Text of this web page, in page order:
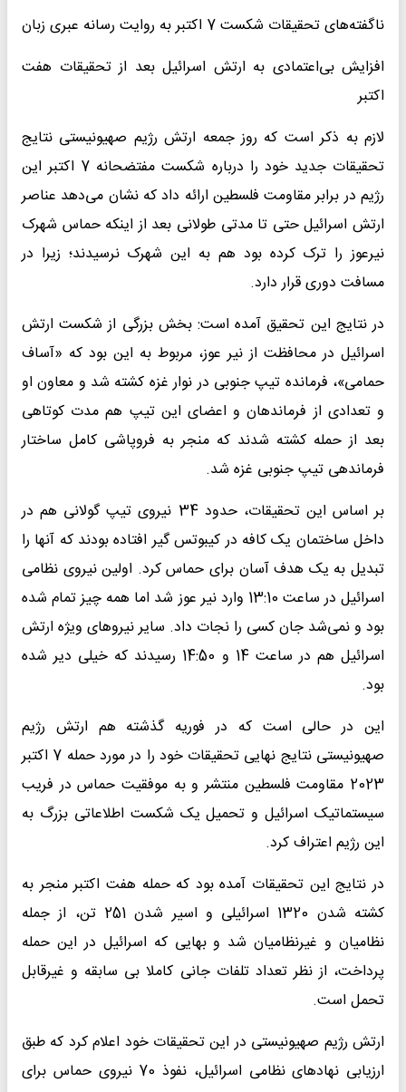
ناگفته‌های تحقیقات شکست 7 اکتبر به روایت رسانه‌ عبری زبان
افزایش بی‌اعتمادی به ارتش اسرائیل بعد از تحقیقات هفت
اکتبر
لازم به ذکر است که روز جمعه ارتش رژیم صهیونیستی نتایج
تحقیقات جدید خود را درباره شکست مفتضحانه 7 اکتبر این
رژیم در برابر مقاومت فلسطین ارائه داد که نشان می‌دهد عناصر
ارتش اسرائیل حتی تا مدتی طولانی بعد از اینکه حماس شهرک
نیرعوز را ترک کرده بود هم به این شهرک نرسیدند؛ زیرا در
مسافت دوری قرار دارد.
در نتایج این تحقیق آمده است: بخش بزرگی از شکست ارتش
اسرائیل در محافظت از نیر عوز، مربوط به این بود که «آساف
حمامی»، فرمانده تیپ جنوبی در نوار غزه کشته شد و معاون او
و تعدادی از فرماندهان و اعضای این تیپ هم مدت کوتاهی
بعد از حمله کشته شدند که منجر به فروپاشی کامل ساختار
فرماندهی تیپ جنوبی غزه شد.
بر اساس این تحقیقات، حدود 34 نیروی تیپ گولانی هم در
داخل ساختمان یک کافه در کیبوتس گیر افتاده بودند که آنها را
تبدیل به یک هدف آسان برای حماس کرد. اولین نیروی نظامی
اسرائیل در ساعت 13:10 وارد نیر عوز شد اما همه چیز تمام شده
بود و نمی‌شد جان کسی را نجات داد. سایر نیروهای ویژه ارتش
اسرائیل هم در ساعت 14 و 14:50 رسیدند که خیلی دیر شده
بود.
این در حالی است که در فوریه گذشته هم ارتش رژیم
صهیونیستی نتایج نهایی تحقیقات خود را در مورد حمله 7 اکتبر
2023 مقاومت فلسطین منتشر و به موفقیت حماس در فریب
سیستماتیک اسرائیل و تحمیل یک شکست اطلاعاتی بزرگ به
این رژیم اعتراف کرد.
در نتایج این تحقیقات آمده بود که حمله هفت اکتبر منجر به
کشته شدن 1320 اسرائیلی و اسیر شدن 251 تن، از جمله
نظامیان و غیرنظامیان شد و بهایی که اسرائیل در این حمله
پرداخت، از نظر تعداد تلفات جانی کاملا بی سابقه و غیرقابل
تحمل است.
ارتش رژیم صهیونیستی در این تحقیقات خود اعلام کرد که طبق
ارزیابی نهادهای نظامی اسرائیل، نفوذ 70 نیروی حماس برای